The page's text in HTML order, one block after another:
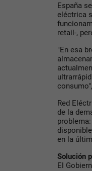
España
eléctrica
retail-,
"En esa
Red
de la
en la
Solución
El